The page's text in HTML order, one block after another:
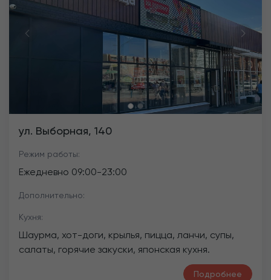
Previous
ул. Выборная, 140
Режим работы:
Ежедневно 09:00-23:00
Дополнительно:
Кухня:
Шаурма, хот-доги, крылья, пицца, ланчи, супы,
салаты, горячие закуски, японская кухня.
Подробнее